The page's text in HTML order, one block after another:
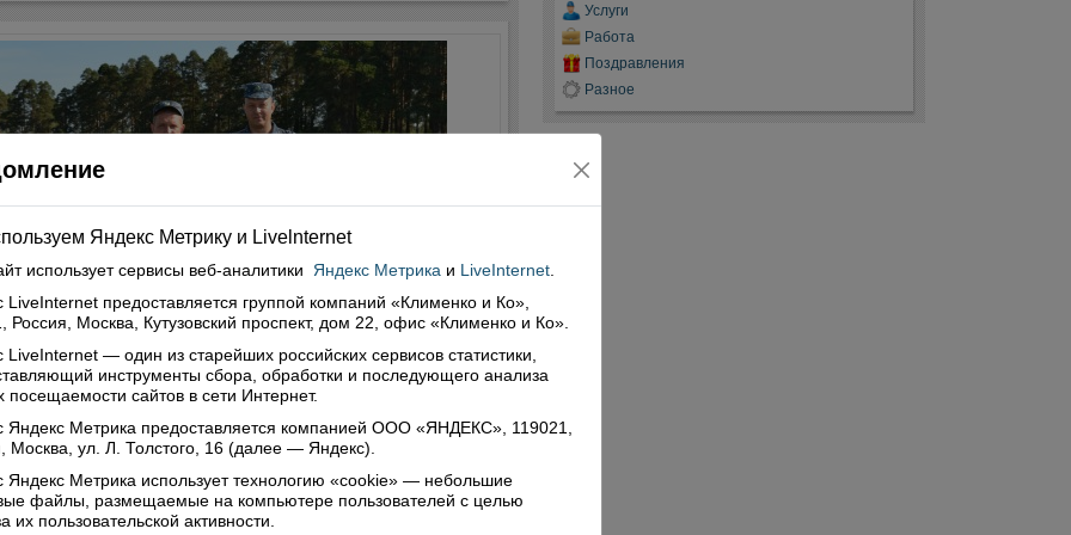
нынешнего года верховажские полицейские Евгений
и Евгений Бовыкин прибыли в г. Вологду, откуда на
день в составе группы в 120 бойцов отправились на
сначала в Махачкалу, потом колонной в Буйнакск.
Услуги
Работа
Поздравления
Разное
Яндекс Метрику и Livelnternet
использует сервисы веб-аналитики Яндекс Метрика и LiveInternet
LiveInternet предоставляется группой компаний «Клименко и Ко»,
Россия, Москва, Кутузовский проспект, дом 22, офис «Клименко и Ко».
LiveInternet — один из старейших российских сервисов статистики,
инструменты сбора, обработки и последующего анализа
посещаемости сайтов в сети Интернет.
Яндекс Метрика предоставляется компанией ООО «ЯНДЕКС», 119021,
Москва, ул. Л. Толстого, 16 (далее — Яндекс).
Яндекс Метрика использует технологию «cookie» — небольшие
файлы, размещаемые на компьютере пользователей с целью
их пользовательской активности.